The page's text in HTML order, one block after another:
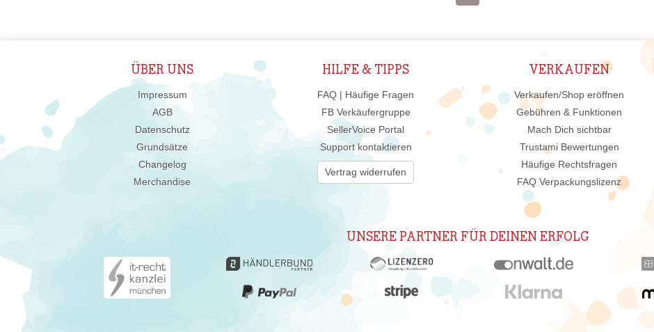
ÜBER UNS
Impressum
AGB
Datenschutz
Grundsätze
Changelog
Merchandise
HILFE & TIPPS
FAQ | Häufige Fragen
FB Verkäufergruppe
SellerVoice Portal
Support kontaktieren
Vertrag widerrufen
VERKAUFEN
Verkaufen/Shop eröffnen
Gebühren & Funktionen
Mach Dich sichtbar
Trustami Bewertungen
Häufige Rechtsfragen
FAQ Verpackungslizenz
UNSERE PARTNER FÜR DEINEN ERFOLG